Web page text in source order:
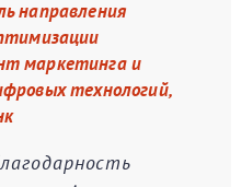
направления
маркетинга и
технологий,